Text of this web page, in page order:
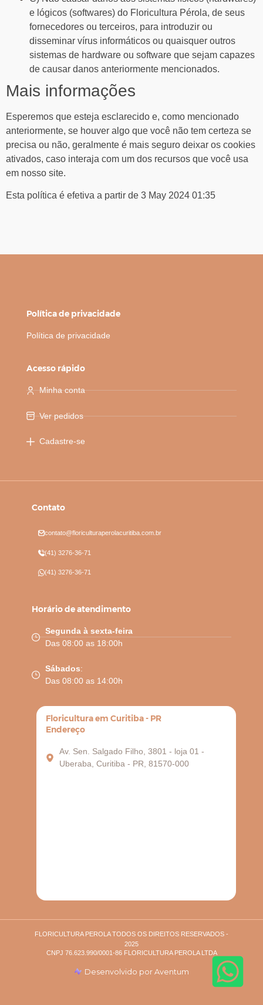
e lógicos (softwares) do Floricultura Pérola, de seus
fornecedores ou terceiros, para introduzir ou
disseminar vírus informáticos ou quaisquer outros
sistemas de hardware ou software que sejam capazes
de causar danos anteriormente mencionados.
Mais informações
Esperemos que esteja esclarecido e, como mencionado
anteriormente, se houver algo que você não tem certeza se
precisa ou não, geralmente é mais seguro deixar os cookies
ativados, caso interaja com um dos recursos que você usa
em nosso site.
Esta política é efetiva a partir de 3 May 2024 01:35
Política de privacidade
Política de privacidade
Acesso rápido
Minha conta
Ver pedidos
Cadastre-se
Contato
contato@floriculturaperolacuritiba.com.br
(41) 3276-36-71
(41) 3276-36-71
Horário de atendimento
Segunda à sexta-feira
Das 08:00 as 18:00h
Sábados:
Das 08:00 as 14:00h
Floricultura em Curitiba - PR
Endereço
Av. Sen. Salgado Filho, 3801 - loja 01 -
Uberaba, Curitiba - PR, 81570-000
FLORICULTURA PEROLATODOS OS DIREITOS RESERVADOS -
2025
CNPJ 76.623.990/0001-86 FLORICULTURA PEROLA LTDA
Desenvolvido por Aventum